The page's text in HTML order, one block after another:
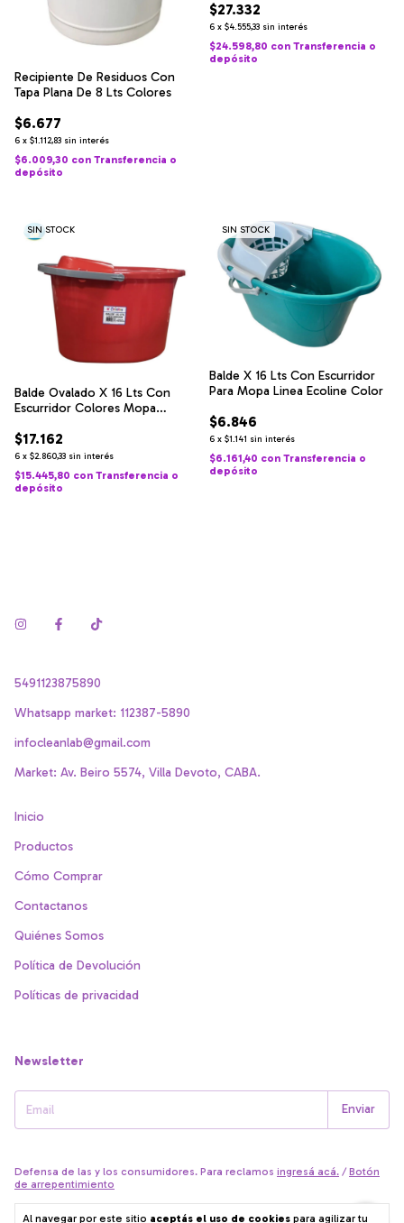
Al navegar por este sitio aceptás el uso de cookies para agilizar tu
Recipiente De Residuos Con
Tapa Plana De 8 Lts Colores
$6.677
6 x $1.112,83 sin interés
$6.009,30 con Transferencia o
depósito
$27.332
6 x $4.555,33 sin interés
$24.598,80 con Transferencia o
depósito
SIN STOCK
Balde Ovalado X 16 Lts Con
Escurridor Colores Mopa
$17.162
6 x $2.860,33 sin interés
$15.445,80 con Transferencia o
depósito
SIN STOCK
Balde X 16 Lts Con Escurridor
Para Mopa Linea Ecoline Color
$6.846
6 x $1.141 sin interés
$6.161,40 con Transferencia o
depósito
5491123875890
Whatsapp market: 112387-5890
infocleanlab@gmail.com
Market: Av. Beiro 5574, Villa Devoto, CABA.
Inicio
Productos
Cómo Comprar
Contactanos
Quiénes Somos
Política de Devolución
Políticas de privacidad
Newsletter
Defensa de las y los consumidores. Para reclamos ingresá acá. / Botón
de arrepentimiento